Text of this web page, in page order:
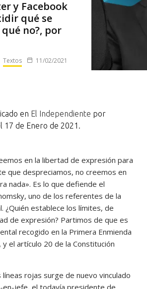
y Facebook
qué se
no?, por
Textos 11/02/2021
en El Independiente por
17 de Enero de 2021.
en la libertad de expresión para
que despreciamos, no creemos en
nada». Es lo que defiende el
uno de los referentes de la
¿Quién establece los límites, de
de expresión? Partimos de que es
recogido en la Primera Enmienda
el artículo 20 de la Constitución
rojas surge de nuevo vinculado